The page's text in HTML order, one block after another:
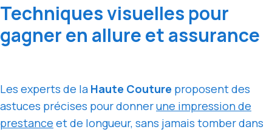
Techniques visuelles pour
gagner en allure et assurance
Les experts de la Haute Couture proposent des
astuces précises pour donnerune impression de
prestance et de longueur, sans jamais tomber dans